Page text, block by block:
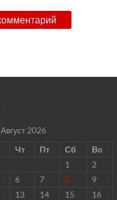
Август 2026
Чт Пт Сб
Вс
1
2
6 7 8
9
13 14 15
16